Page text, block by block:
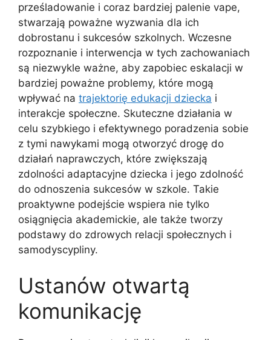
prześladowanie i coraz bardziej palenie vape,
stwarzają poważne wyzwania dla ich
dobrostanu i sukcesów szkolnych. Wczesne
rozpoznanie i interwencja w tych zachowaniach
są niezwykle ważne, aby zapobiec eskalacji w
bardziej poważne problemy, które mogą
wpływać na trajektorię edukacji dziecka i
interakcje społeczne. Skuteczne działania w
celu szybkiego i efektywnego poradzenia sobie
z tymi nawykami mogą otworzyć drogę do
działań naprawczych, które zwiększają
zdolności adaptacyjne dziecka i jego zdolność
do odnoszenia sukcesów w szkole. Takie
proaktywne podejście wspiera nie tylko
osiągnięcia akademickie, ale także tworzy
podstawy do zdrowych relacji społecznych i
samodyscypliny.
Ustanów otwartą
komunikację